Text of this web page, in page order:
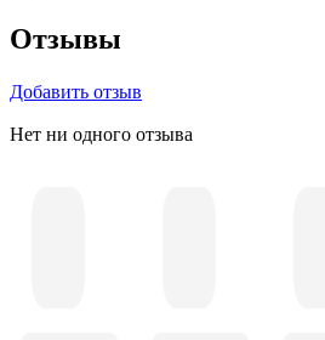
Отзывы
Добавить отзыв
Нет ни одного отзыва